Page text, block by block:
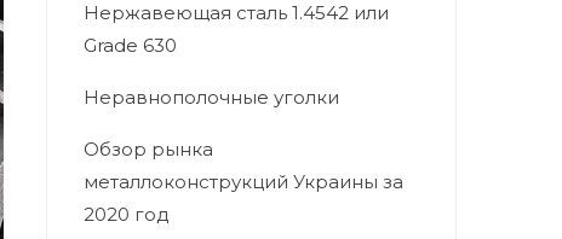
Нержавеющая сталь 1.4542 или
Grade 630
Неравнополочные уголки
Обзор рынка
металлоконструкций Украины за
2020 год